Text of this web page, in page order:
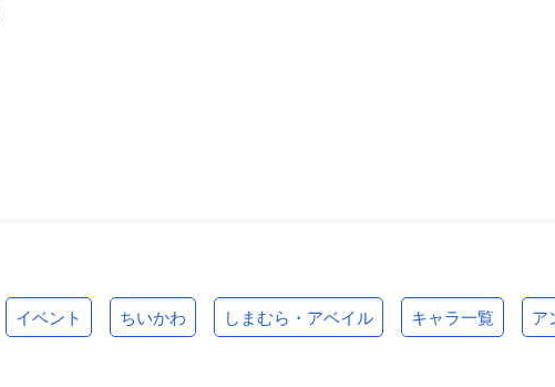
イベント ちいかわ しまむら・アベイル キャラ一覧 ア